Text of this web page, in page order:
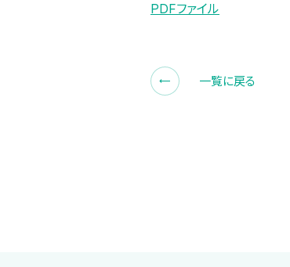
PDFファイル
一覧に戻る